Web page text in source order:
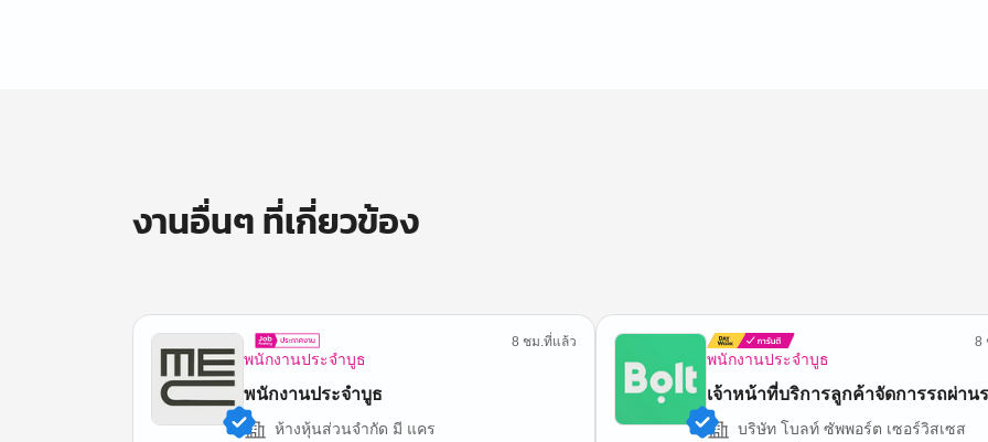
งานอื่นๆ ที่เกี่ยวข้อง
พนักงานประจำบูธ
8 ชม.ที่แล้ว
พนักงานประจำบูธ
ห้างหุ้นส่วนจำกัด มี แคร
พนักงานประจำบูธ
8
เจ้าหน้าที่บริการลูกค้าจัดการรถผ่าน
บริษัท โบลท์ ซัพพอร์ต เซอร์วิสเซส